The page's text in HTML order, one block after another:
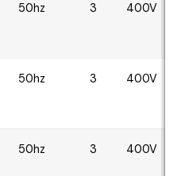
50hz 3 400V
50hz 3 400V
50hz 3 400V